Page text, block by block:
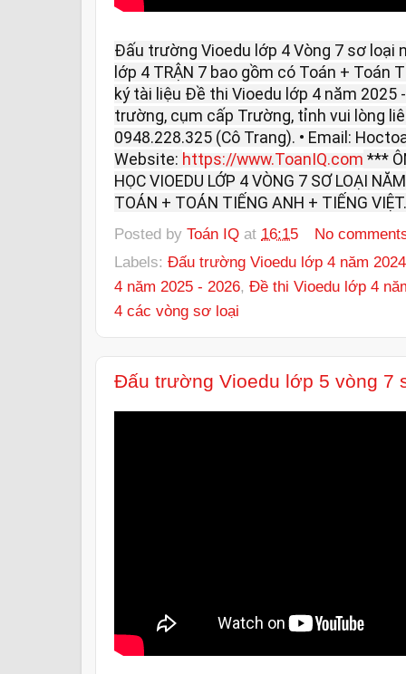
Đấu trường Vioedu lớp 4 Vòng 7 sơ loại
lớp 4 TRẬN 7 bao gồm có Toán + Toán
ký tài liệu Đề thi Vioedu lớp 4 năm 2025
trường, cụm cấp Trường, tỉnh vui lòng
0948.228.325 (Cô Trang). • Email:
Website: https://www.ToanIQ.com ***
HỌC VIOEDU LỚP 4 VÒNG 7 SƠ LOẠI
TOÁN + TOÁN TIẾNG ANH + TIẾNG VIỆT.
Posted by Toán IQ at 16:15
No
Labels: Đấu trường Vioedu lớp 4 năm
4 năm 2025 - 2026, Đề thi Vioedu lớp 4
4 các vòng sơ loại
Đấu trường Vioedu lớp 5 vòng 7